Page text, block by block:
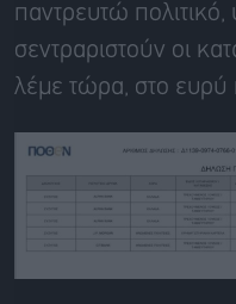
παντρευτώ
σεντραριστούν οι
λέμε τώρα, στο ευρύ